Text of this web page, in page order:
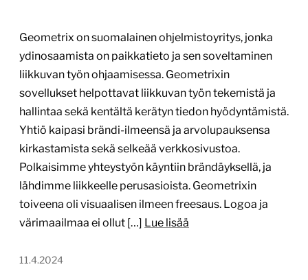
Geometrix on suomalainen ohjelmistoyritys, jonka
ydinosaamista on paikkatieto ja sen soveltaminen
liikkuvan työn ohjaamisessa. Geometrixin
sovellukset helpottavat liikkuvan työn tekemistä ja
hallintaa sekä kentältä kerätyn tiedon hyödyntämistä.
Yhtiö kaipasi brändi-ilmeensä ja arvolupauksensa
kirkastamista sekä selkeää verkkosivustoa.
Polkaisimme yhteystyön käyntiin brändäyksellä, ja
lähdimme liikkeelle perusasioista. Geometrixin
toiveena oli visuaalisen ilmeen freesaus. Logoa ja
värimaailmaa ei ollut […] Lue lisää
11.4.2024